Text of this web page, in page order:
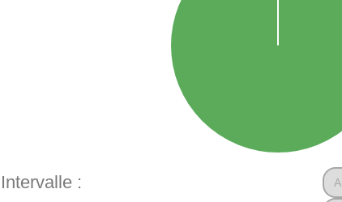
Intervalle :